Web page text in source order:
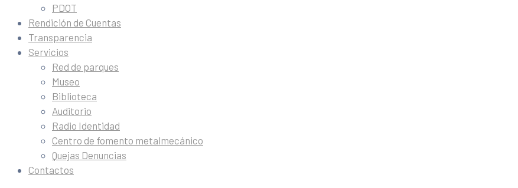
PDOT
Rendición de Cuentas
Transparencia
Servicios
Red de parques
Museo
Biblioteca
Auditorio
Radio Identidad
Centro de fomento metalmecánico
Quejas Denuncias
Contactos